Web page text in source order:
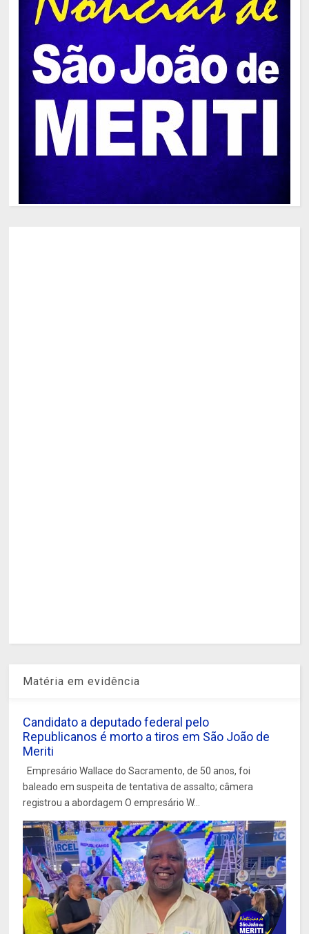
Matéria em evidência
Candidato a deputado federal pelo
Republicanos é morto a tiros em São João de
Meriti
Empresário Wallace do Sacramento, de 50 anos, foi
baleado em suspeita de tentativa de assalto; câmera
registrou a abordagem O empresário W...